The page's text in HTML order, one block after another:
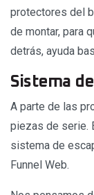
protectores del
de montar, para
detrás, ayuda
Sistema
A parte de las
piezas de serie.
sistema de
Funnel Web.